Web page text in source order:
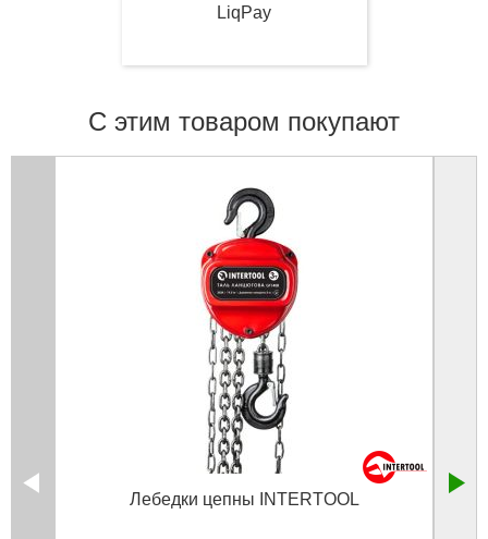
LiqPay
С этим товаром покупают
Лебедки цепны INTERTOOL